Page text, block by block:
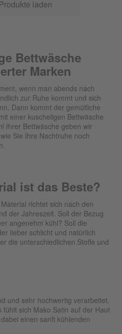
laden
Bettwäsche
Marken
wenn man abends nach
zur Ruhe kommt und sich
Dann kommt der gemütliche
einer kuscheligen Bettwäsche
Ihrer Bettwäsche geben wir
Sie Ihre Nachtruhe noch
ist das Beste?
richtet sich nach den
der Jahreszeit. Soll der Bezug
angenehm kühl? Soll die
lieber schlicht und natürlich
die unterschiedlichen Stoffe und
und sehr hochwertig verarbeitet.
sich Mako Satin auf der Haut
einen sanft kühlenden